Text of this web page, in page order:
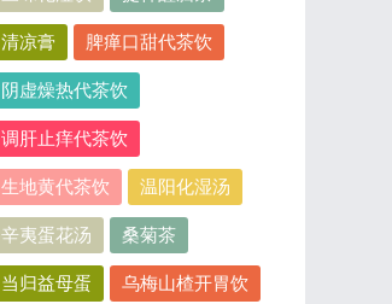
清凉膏 脾瘅口甜代茶饮
阴虚燥热代茶饮
调肝止痒代茶饮
生地黄代茶饮 温阳化湿汤
辛夷蛋花汤 桑菊茶
当归益母蛋 乌梅山楂开胃饮